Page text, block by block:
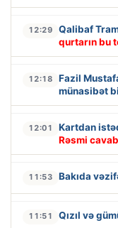
12:29
Qalibaf
qurtarın bu
12:18
Fazil
münasibət
12:01 Kartdan
Rəsmi cavab
11:53 Bakıda
11:51 Qızıl və